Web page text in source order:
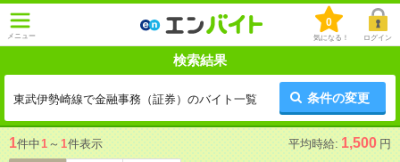
メニュー
0
気になる！ ログイン
検索結果
東武伊勢崎線で金融事務（証券）のバイト一覧 条件の変更
1件中1 ～ 1件表示 平均時給: 1,500 円